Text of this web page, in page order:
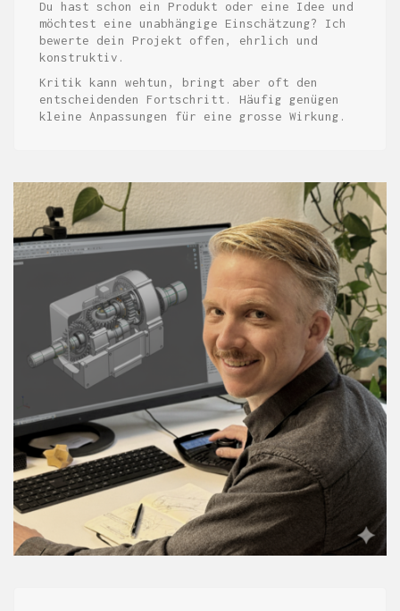
Du hast schon ein Produkt oder eine Idee und
möchtest eine unabhängige Einschätzung? Ich
bewerte dein Projekt offen, ehrlich und
konstruktiv.
Kritik kann wehtun, bringt aber oft den
entscheidenden Fortschritt. Häufig genügen
kleine Anpassungen für eine grosse Wirkung.